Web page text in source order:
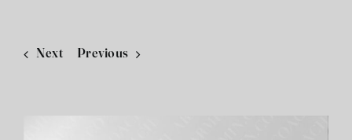
Previous
Next
View